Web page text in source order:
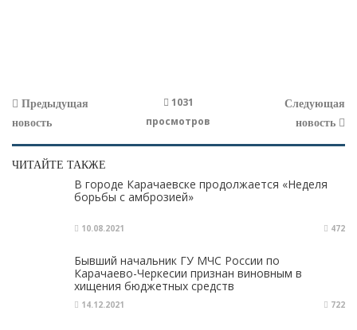
Предыдущая
новость
1031
просмотров
Следующая
новость
ЧИТАЙТЕ ТАКЖЕ
В городе Карачаевске продолжается «Неделя
борьбы с амброзией»
10.08.2021 472
Бывший начальник ГУ МЧС России по
Карачаево-Черкесии признан виновным в
хищения бюджетных средств
14.12.2021 722